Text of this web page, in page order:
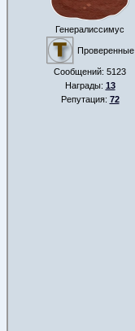
Генералиссимус
Проверенные
Сообщений: 5123
Награды: 13
Репутация: 72